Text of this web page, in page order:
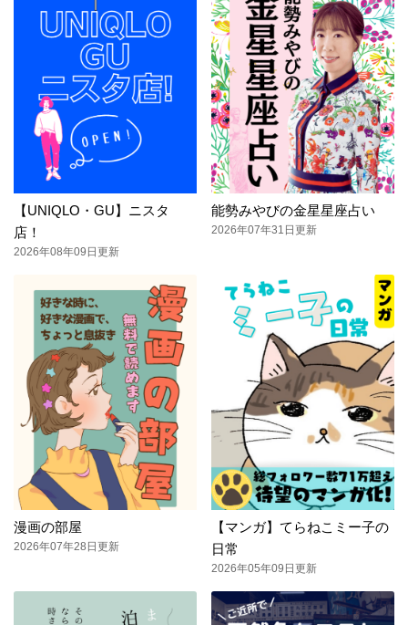
【UNIQLO・GU】ニスタ
店！
2026年08年09日更新
能勢みやびの金星星座占い
2026年07年31日更新
漫画の部屋
2026年07年28日更新
【マンガ】てらねこミー子の
日常
2026年05年09日更新